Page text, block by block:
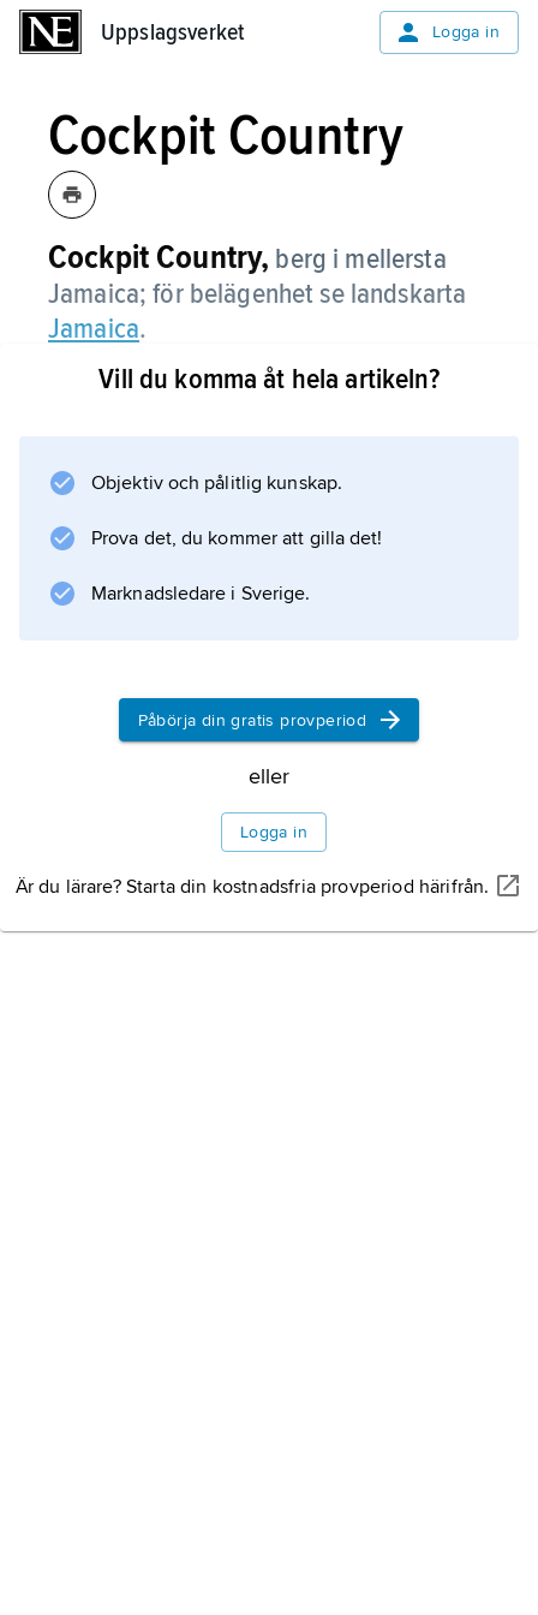
Uppslagsverket Logga in
Cockpit Country
Cockpit Country, berg i mellersta
Jamaica; för belägenhet se landskarta
Jamaica.
Information om artikeln
Vill du komma åt hela artikeln?
Objektiv och pålitlig kunskap.
Prova det, du kommer att gilla det!
Marknadsledare i Sverige.
Påbörja din gratis provperiod
eller
Logga in
Är du lärare? Starta din kostnadsfria provperiod härifrån.